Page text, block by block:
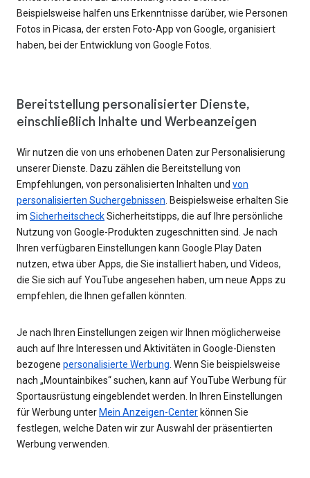
Beispielsweise halfen uns Erkenntnisse darüber, wie Personen
Fotos in Picasa, der ersten Foto-App von Google, organisiert
haben, bei der Entwicklung von Google Fotos.
Bereitstellung personalisierter Dienste,
einschließlich Inhalte und Werbeanzeigen
Wir nutzen die von uns erhobenen Daten zur Personalisierung
unserer Dienste. Dazu zählen die Bereitstellung von
Empfehlungen, von personalisierten Inhalten und von
personalisierten Suchergebnissen . Beispielsweise erhalten Sie
im SicherheitscheckSicherheitstipps, die auf Ihre persönliche
Nutzung von Google-Produkten zugeschnitten sind. Je nach
Ihren verfügbaren Einstellungen kann Google Play Daten
nutzen, etwa über Apps, die Sie installiert haben, und Videos,
die Sie sich auf YouTube angesehen haben, um neue Apps zu
empfehlen, die Ihnen gefallen könnten.
Je nach Ihren Einstellungen zeigen wir Ihnen möglicherweise
auch auf Ihre Interessen und Aktivitäten in Google-Diensten
bezogene personalisierte Werbung . Wenn Sie beispielsweise
nach „Mountainbikes“ suchen, kann auf YouTube Werbung für
Sportausrüstung eingeblendet werden. In Ihren Einstellungen
für Werbung unter Mein Anzeigen-Center können Sie
festlegen, welche Daten wir zur Auswahl der präsentierten
Werbung verwenden.